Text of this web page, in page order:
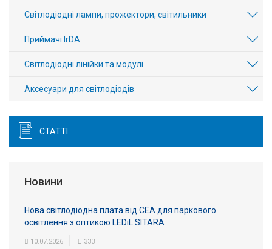
Світлодіодні лампи, прожектори, світильники
Приймачі IrDA
Світлодіодні лінійки та модулі
Аксесуари для світлодіодів
СТАТТІ
Новини
Нова світлодіодна плата від СЕА для паркового
освітлення з оптикою LEDiL SITARA
10.07.2026 333